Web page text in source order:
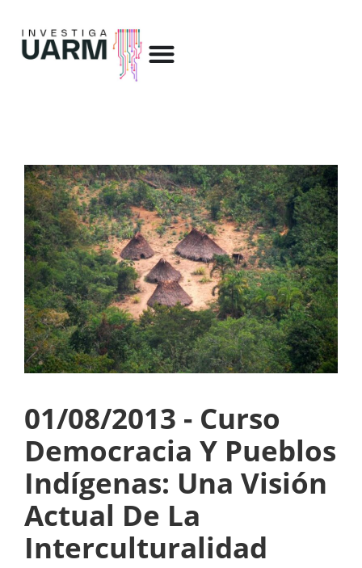
01/08/2013 - Curso
Democracia Y Pueblos
Indígenas: Una Visión
Actual De La
Interculturalidad